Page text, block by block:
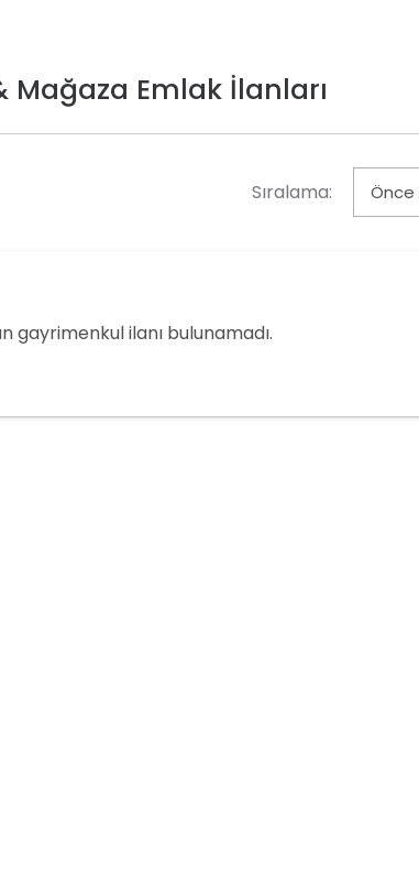
Emlak İlanları
Sıralama:
gayrimenkul ilanı bulunamadı.